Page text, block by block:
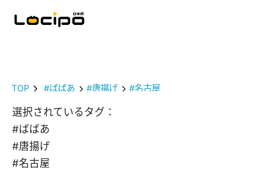
TOP #ばばあ #唐揚げ #名古屋
選択されているタグ：
#ばばあ
#唐揚げ
#名古屋